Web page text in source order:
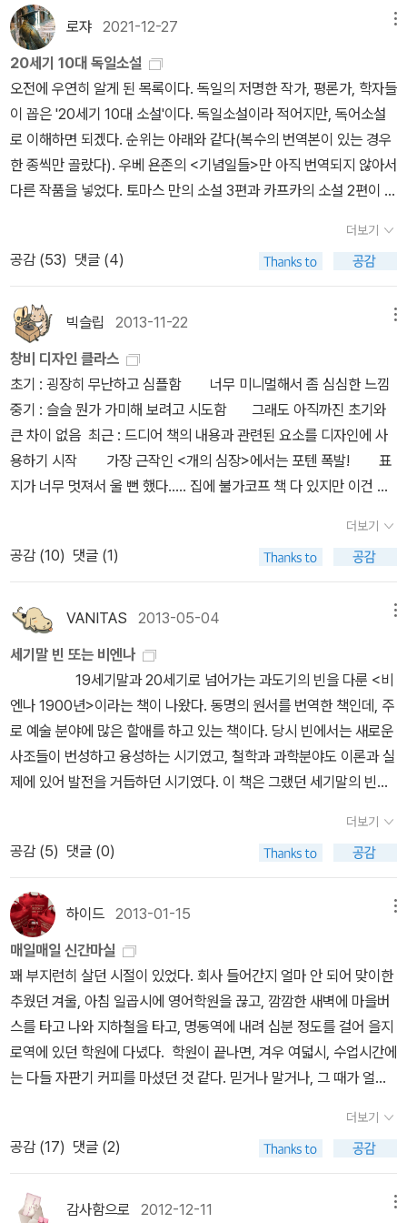
끌어가는 인물이다. 겉으로 보면 멀쩡해 보이는데 그의 주변에는 늘
죽음이 어른거린다. 우유부단한 성격이 한몫한 듯하다. 이 인간은 생
각은 엄청나게 하지만 정작 행동에 옮기지 못하는 부류다. 덕분에 카
를 트로타의 내면 묘사는 질리도록 볼 수 있다. 여러 죽음을 겪으며 트
로타 또한 내면의 상처를 입고 서서히 파괴된다. 그의 모습은 마치 더
는 손쓸 수 없이 몰락하고 있는 합스부르크 제국과 다를 바 없다. 그의
할아버지는 황제 대신 총을 맞으면서 쓰러져가는 제국을 구했다. 그
의 손자인 트로타는 누구도 구해줄 수 없을 것처럼 보인다. 스스로 구
마음으로 제국 동쪽 국경으로 간다. 귀족이라면 응당 기병을 해야 했
으나 총병대대 소위로 부임한다. 발에 땀이 나도록 뛰어다니며 정신
수양을 하려는 계획이었겠으나 현실은 그렇지 못했다. 그 오지에서
어떻게 젊은 혈기를 막을 수 있을까. 트로타는 사랑에 빠지게 되는데
이 여성도 역시 유부녀, 게다가 부대 근처에 카지노가 들어오며 인간
의 원초적 욕망을 자극한다. 이제 무슨 일이 안 일어나면 이상하겠지.
이렇게 서사는 결말을 향해 질주한다…. 삼대에 걸쳐 펼쳐지는 트로
타 가문 3대의 이야기는 솔페리노 전투 이후 겉보기와는 달리 완전히
힘을 상실했던 오스트리아 제국의 은유다. 제국이란 문화에는 배타적
이라도 민족에는 포용적이기 마련인데, 당시에도 여전히 저변에 유대
인에 대한 안 좋은 인식이 있었다는 것은 흥미롭다. 특히 명예를 둘러
싼 결투를 보면서 리들리 스콧 영화에서나 벌어질 법한 일이 20세기
다. 장교들의 명예 규범에 따르면, 자신의 명예가 실추되었다고 느끼
으면 비겁한 자로 낙인찍혀 버리기 때문이다. 기독교 사회의 파문 정
도의 파급력 정도 될까. 단순한 결투가 아니라 한 명이 죽어야 끝나는
합법적 살인인 것이다. 영국, 프랑스 등의 나라에서는 하늘을 나는 기
계까지 나올 판인데 아직 과거에 얽매여 있던 사회 분위기가 오스트
리아 제국을 결국 몰락으로 몰고 간다. 600년 이상 지속된 전통의 무
게를 스스로 이기지 못하고 자멸해버린 것이다. 요한 슈트라우스 1
세가 작곡한 <라데츠키 행진곡>은 오스트리아가 이룩한 영광을 위한
공은 몰락의 순간에 무엇인가를 선택해야만 한다. 그것이 인생이다.
“행복하게 자유롭”살기 위해서.
면서도 인간적이고 특징적인 것을 찾아 기록하는 것이 작가의 의무입
니다. 역사가 그 가치를 알아채지 못하고 아무 생각 없이 떨어뜨리
는 듯보이는 개인의 운명들을 주워모아야 하는 숭고하면서도 겸허
한 임무를 작가는 맡고 있습니다.- P481
었고, 그 가운데 이디스 워튼의 순수의 시대>와 <황홀한 집>이 포함
되어 있다는 건 살짝 충격이었으나..나머지 책들은 정말 대부분 읽지
않은 책들이다. 그러나 고맙(?)게도 읽어보려고 생각중이었던 책들
이 보여서..읽으라는 계시가 아닐까 하는 생각을 했다. 소개된 스물여
섯작가 가운데,읽어 보려고 했던 책들부터 골랐다. 세 권을 무사히(?)
끝낼수 있게 되기를...^^
로쟈 2021-12-27
20세기 10대 독일소설
오전에 우연히 알게 된 목록이다. 독일의 저명한 작가, 평론가, 학자들
이 꼽은 '20세기 10대 소설'이다. 독일소설이라 적어지만, 독어소설
로 이해하면 되겠다. 순위는 아래와 같다(복수의 번역본이 있는 경우
한 종씩만 골랐다). 우베 욘존의 <기념일들>만 아직 번역되지 않아서
다른 작품을 넣었다. 토마스 만의 소설 3편과 카프카의 소설 2편이 포
까지 강의에서는 6편의 소설을 읽었다...20세기 10대 독일 소설1. 로
베르트 무질, <특성 없는 남자>(1930-43) 2. 프란츠 카프카, <소송
>(1925) 3. 토마스 만, <마의 산>(1924)4. 알프레드 되블린, <베
를린 알렉산더 광장>(1929) 5. 귄터 그라스, <양철북>(1959)6. 우
베 욘존, <기념일들>(1970-83)*미번역 7. 토마스 만, <부덴브로크
가의 사람들>(1901)8. 요제프 로트, <라데츠키 행진곡>(1932) 9.
프란츠 카프카, <성>(1926) 10. 토마스 만, <파우스트 박사>(194
7)
더보기
공감 (53) 댓글 (4)
빅슬립 2013-11-22
창비 디자인 클라스
초기 : 굉장히 무난하고 심플함 너무 미니멀해서 좀 심심한 느낌
중기 : 슬슬 뭔가 가미해 보려고 시도함 그래도 아직까진 초기와
큰 차이 없음 최근 : 드디어 책의 내용과 관련된 요소를 디자인에 사
용하기 시작 가장 근작인 <개의 심장>에서는 포텐 폭발! 표
지가 너무 멋져서 울 뻔 했다..... 집에 불가코프 책 다 있지만 이건 또
더보기
공감 (10) 댓글 (1)
VANITAS 2013-05-04
세기말 빈 또는 비엔나
19세기말과 20세기로 넘어가는 과도기의 빈을 다룬 <비
엔나 1900년>이라는 책이 나왔다. 동명의 원서를 번역한 책인데, 주
로 예술 분야에 많은 할애를 하고 있는 책이다. 당시 빈에서는 새로운
사조들이 번성하고 융성하는 시기였고, 철학과 과학분야도 이론과 실
제에 있어 발전을 거듭하던 시기였다. 이 책은 그랬던 세기말의 빈을
우리가 이름좀 들어봤다고 하는 독일어권 인물들이 거의 이 때 출현
했다. 클림트, 코코슈카, 바그너, 히틀러, 쇤베르크, 프로이트, 카를 슈
미트, 비트겐슈타인, 슈테판 츠바이크, 아인슈타인 등 나열하기 조차
버거운 인물들의 향연이 펼쳐진다. 그런 비엔나 혹은 빈에 관
한 도움이 될 만한 책은 단연 <제국의 종말 지성의 탄생>이다. 독문
학자들의 오랜 기획과 번역끝에 세상에 어렵게 빛을 보게 된 이 책은,
좌초의 위기도 겪었지만 출판사와의 조우로 어떻게 빛을 보게 된 작
품이다. 전에는 이 책만 처음 접하니 재미가 없어 잘 읽히지 않았지만,
바로 앞에 있는 <빈, 비트겐슈타인 그 세기말의 풍경>을 읽고 나니
뒷 책이 구미가 당기기 시작했다. 한 가지 아쉬운 점은 <빈, 비트겐슈
타인 그 세기말의 풍경>이 절판이라는 점이다. 번역도 좋고 내용도
좋은 책이라 구하고 싶은데 중고가가 너무 높아서 선뜻 손이가지 않
는다. 도서관에서만 두 번 빌려 봤는데, 이제는 좀 구해보고 싶다. 빈
사실은 사실이다. 합스부르크에 대한 책은 공주대학교출판부에서 나
온 이종완 교수의 <합스부르크의 흥망과 성쇠>가 있으니 참고하면
더보기
공감 (5) 댓글 (0)
하이드 2013-01-15
매일매일 신간마실
꽤 부지런히 살던 시절이 있었다. 회사 들어간지 얼마 안 되어 맞이한
추웠던 겨울, 아침 일곱시에 영어학원을 끊고, 깜깜한 새벽에 마을버
스를 타고 나와 지하철을 타고, 명동역에 내려 십분 정도를 걸어 을지
로역에 있던 학원에 다녔다. 학원이 끝나면, 겨우 여덟시, 수업시간에
는 다들 자판기 커피를 마셨던 것 같다. 믿거나 말거나, 그 때가 얼마
옵션이었던 시절. 학원에서 시간을 보내기도 하고, 회사에 가장 먼저
나가기도 하고, 회사 가는 길에 있던 을지서적에서 책을 보고 가곤 했
다. 어제는 반디에서 아침을 시작하고, 오늘은 교보에서 아침을 시작
하니, 그 때 그 시절이 문득 생각났다. 계절도 겨울이고. 강남 교보의
더보기
공감 (17) 댓글 (2)
감사함으로 2012-12-11